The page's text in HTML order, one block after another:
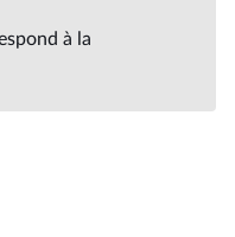
à la